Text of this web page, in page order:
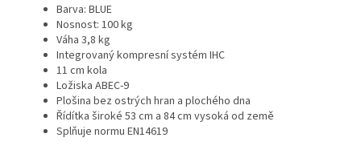
Barva: BLUE
Nosnost: 100 kg
Váha 3,8 kg
Integrovaný kompresní systém IHC
11 cm kola
Ložiska ABEC-9
Plošina bez ostrých hran a plochého dna
Řídítka široké 53 cm a 84 cm vysoká od země
Splňuje normu EN14619